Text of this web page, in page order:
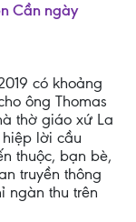
Cần ngày
có khoảng
ông Thomas
thờ giáo xứ La
lời cầu
thuộc, bạn bè,
truyền thông
ngàn thu trên